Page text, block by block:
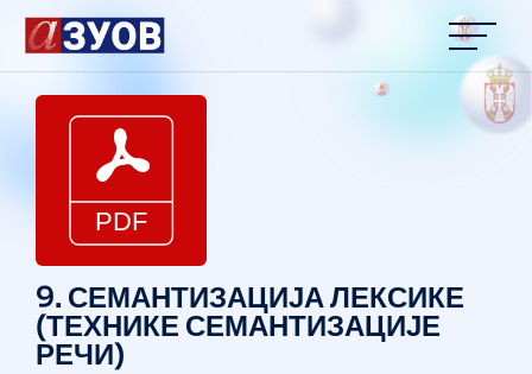
9. СЕМАНТИЗАЦИЈА ЛЕКСИКЕ
(ТЕХНИКЕ СЕМАНТИЗАЦИЈЕ
РЕЧИ)